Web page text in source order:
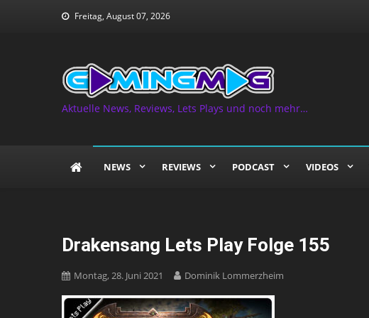
Freitag, August 07, 2026
Aktuelle News, Reviews, Lets Plays und noch mehr…
NEWS REVIEWS PODCAST VIDEOS
Drakensang Lets Play Folge 155
Montag, 28. Juni 2021 Dominik Lommerzheim